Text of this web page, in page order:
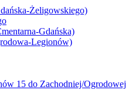
Żeligowskiego)
Gdańska)
Legionów)
15 do Zachodniej/Ogrodowej